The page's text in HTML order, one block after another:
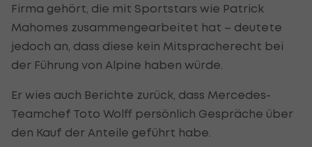
Firma gehört, die mit Sportstars wie Patrick
Mahomes zusammengearbeitet hat – deutete
jedoch an, dass diese kein Mitspracherecht bei
der Führung von Alpine haben würde.
Er wies auch Berichte zurück, dass Mercedes-
Teamchef Toto Wolff persönlich Gespräche über
den Kauf der Anteile geführt habe.